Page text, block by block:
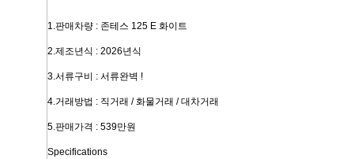
1.판매차량 : 존테스 125 E 화이트
2.제조년식 : 2026년식
3.서류구비 : 서류완벽 !
4.거래방법 : 직거래 / 화물거래 / 대차거래
5.판매가격 : 539만원
Specifications